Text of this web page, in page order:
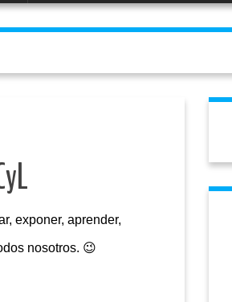
exponer, aprender,
nosotros. 😉